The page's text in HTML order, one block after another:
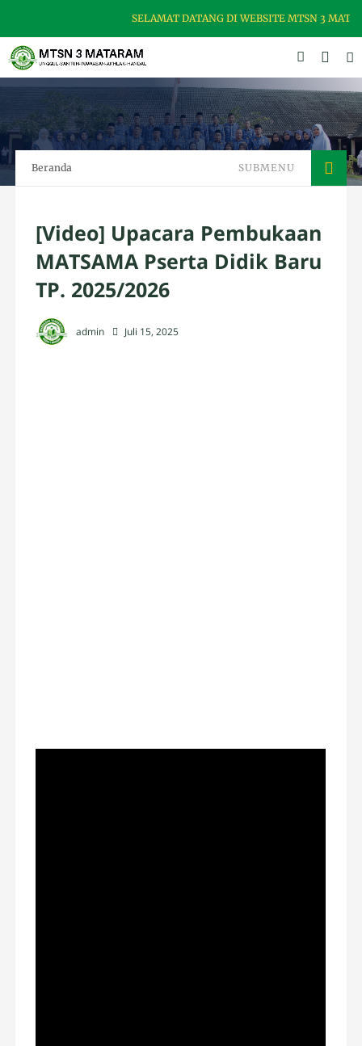
SELAMAT DATANG DI WEBSITE MTSN 3
Beranda SUBMENU
[Video] Upacara Pembukaan
MATSAMA Pserta Didik Baru
TP. 2025/2026
admin Juli 15, 2025